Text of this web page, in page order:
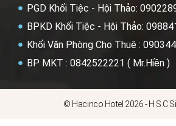
PGD Khối Tiệc - Hội Thảo:
BPKD Khối Tiệc - Hội Thảo:
Khối Văn Phòng Cho Thuê :
BP MKT : 0842522221 ( Mr.Hiền )
© Hacinco Hotel 2026 - H.S.C